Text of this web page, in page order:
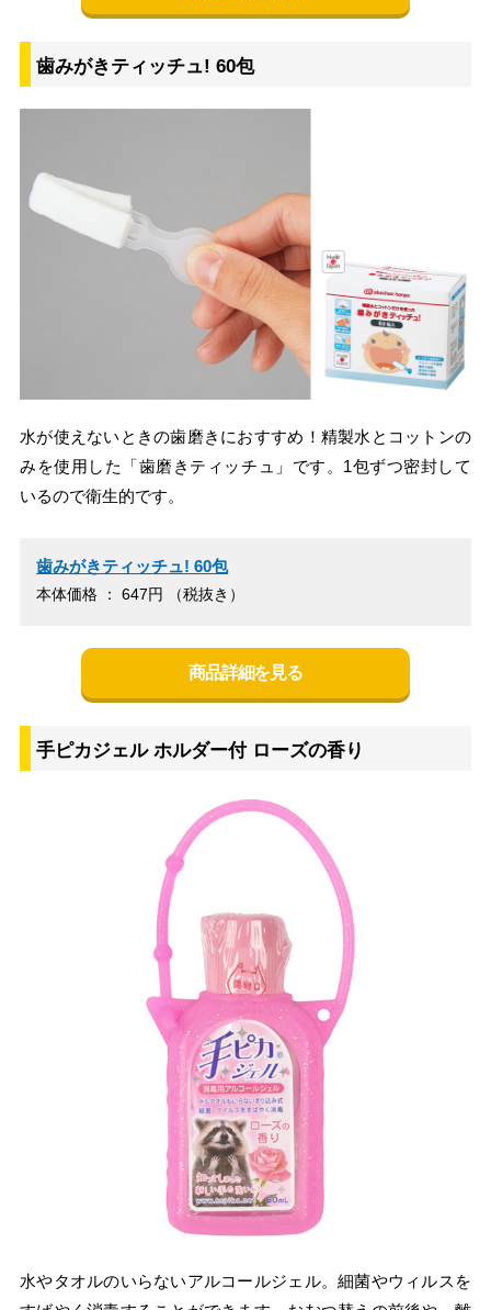
歯みがきティッチュ! 60包
水が使えないときの歯磨きにおすすめ！精製水とコットンの
みを使用した「歯磨きティッチュ」です。1包ずつ密封して
いるので衛生的です。
歯みがきティッチュ! 60包
本体価格 ： 647円 （税抜き）
商品詳細を見る
手ピカジェル ホルダー付 ローズの香り
水やタオルのいらないアルコールジェル。細菌やウィルスを